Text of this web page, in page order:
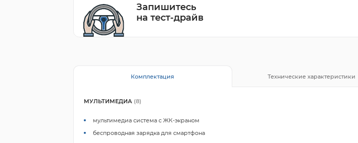
Запишитесь
на тест-драйв
Комплектация Технические характеристики
МУЛЬТИМЕДИА (8)
мультимедиа система с ЖК-экраном
беспроводная зарядка для смартфона